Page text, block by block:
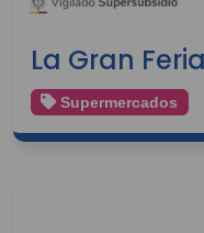
La Gran
Supermercados